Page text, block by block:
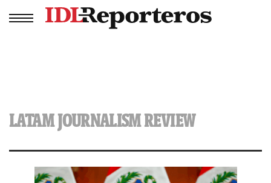
LATAM JOURNALISM REVIEW